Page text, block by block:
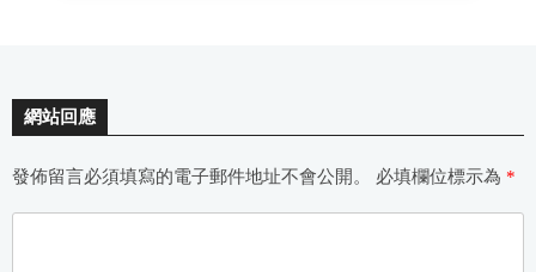
網站回應
發佈留言必須填寫的電子郵件地址不會公開。 必填欄位標示為 *